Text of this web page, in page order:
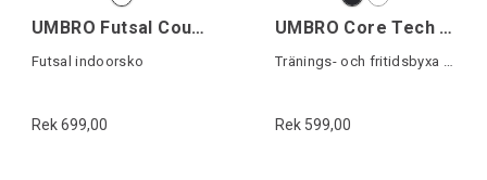
UMBRO Futsal Court 5
Futsal indoorsko
Rek 699,00
UMBRO Core Tech Pant W
Rek 599,00